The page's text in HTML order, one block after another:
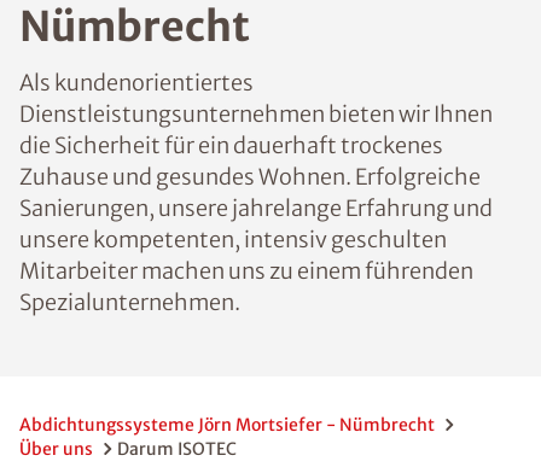
Nümbrecht
Als kundenorientiertes
Dienstleistungsunternehmen bieten wir Ihnen
die Sicherheit für ein dauerhaft trockenes
Zuhause und gesundes Wohnen. Erfolgreiche
Sanierungen, unsere jahrelange Erfahrung und
unsere kompetenten, intensiv geschulten
Mitarbeiter machen uns zu einem führenden
Spezialunternehmen.
Abdichtungssysteme Jörn Mortsiefer - Nümbrecht
Über uns
Darum ISOTEC